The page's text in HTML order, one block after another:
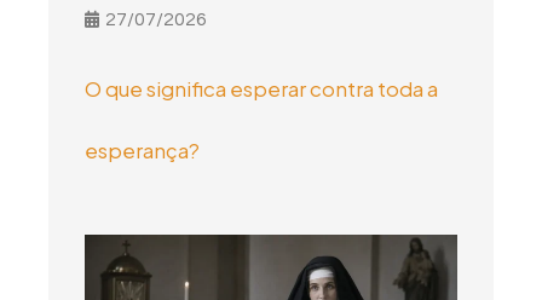
27/07/2026
O que significa esperar contra toda a
esperança?